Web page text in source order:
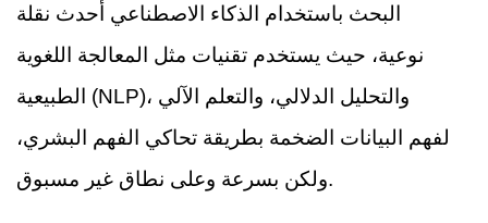
البحث باستخدام الذكاء الاصطناعي أحدث نقلة
نوعية، حيث يستخدم تقنيات مثل المعالجة اللغوية
الطبيعية (NLP)، والتحليل الدلالي، والتعلم الآلي
لفهم البيانات الضخمة بطريقة تحاكي الفهم البشري،
ولكن بسرعة وعلى نطاق غير مسبوق.